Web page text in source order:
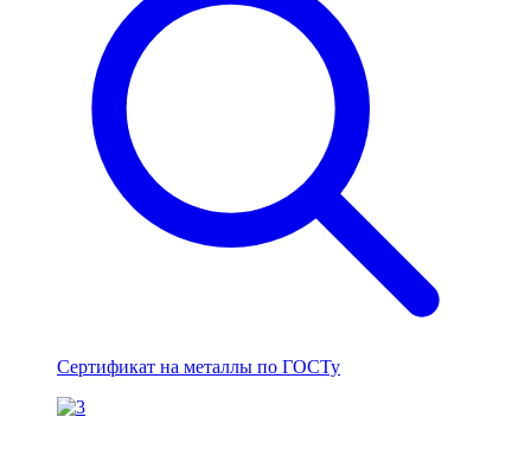
Сертификат на металлы по ГОСТу